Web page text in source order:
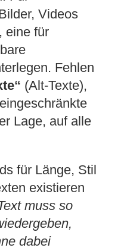
Videos
eine für
Fehlen
(Alt-Texte),
Lage, auf alle
für Länge, Stil
existieren
muss so
dabei